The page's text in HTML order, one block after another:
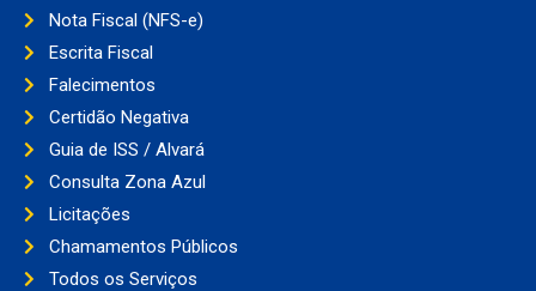
Nota Fiscal (NFS-e)
Escrita Fiscal
Falecimentos
Certidão Negativa
Guia de ISS / Alvará
Consulta Zona Azul
Licitações
Chamamentos Públicos
Todos os Serviços